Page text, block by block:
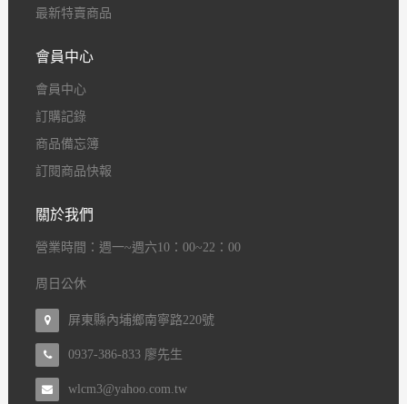
最新特賣商品
會員中心
會員中心
訂購記錄
商品備忘簿
訂閱商品快報
關於我們
營業時間 ： 週一~週六10：00~22：00
周日公休
屏東縣內埔鄉南寧路220號
0937-386-833 廖先生
wlcm3@yahoo.com.tw